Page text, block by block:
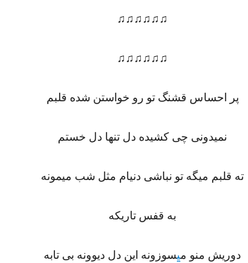
♫♫♫♫♫♫
♫♫♫♫♫♫
پر احساس قشنگ تو رو خواستن شده قلبم
نمیدونی چی کشیده دل تنها دل خستم
ته قلبم میگه تو نباشی دنیام مثل شب میمونه
به قفس تاریکه
دوریش منو میسوزونه این دل دیوونه بی تابه